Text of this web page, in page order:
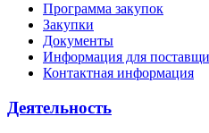
Программа закупок
Закупки
Документы
Информация для
Контактная информация
Деятельность